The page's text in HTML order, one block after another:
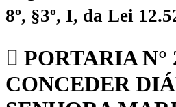
8º, §3º, I, da Lei
PORTARIA N°
CONCEDER